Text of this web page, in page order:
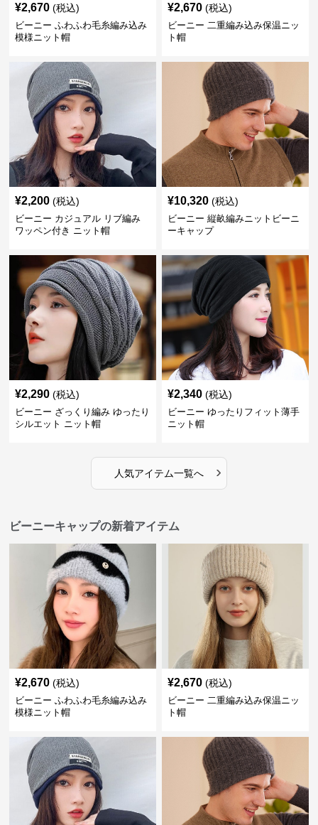
¥2,670 (税込)
ビーニー ふわふわ毛糸編み込み
模様ニット帽
¥2,670 (税込)
ビーニー 二重編み込み保温ニッ
ト帽
¥2,200 (税込)
ビーニー カジュアル リブ編み
ワッペン付き ニット帽
¥10,320 (税込)
ビーニー 縦畝編みニットビーニ
ーキャップ
¥2,290 (税込)
ビーニー ざっくり編み ゆったり
シルエット ニット帽
¥2,340 (税込)
ビーニー ゆったりフィット薄手
ニット帽
人気アイテム一覧へ ›
ビーニーキャップの新着アイテム
¥2,670 (税込)
ビーニー ふわふわ毛糸編み込み
模様ニット帽
¥2,670 (税込)
ビーニー 二重編み込み保温ニッ
ト帽